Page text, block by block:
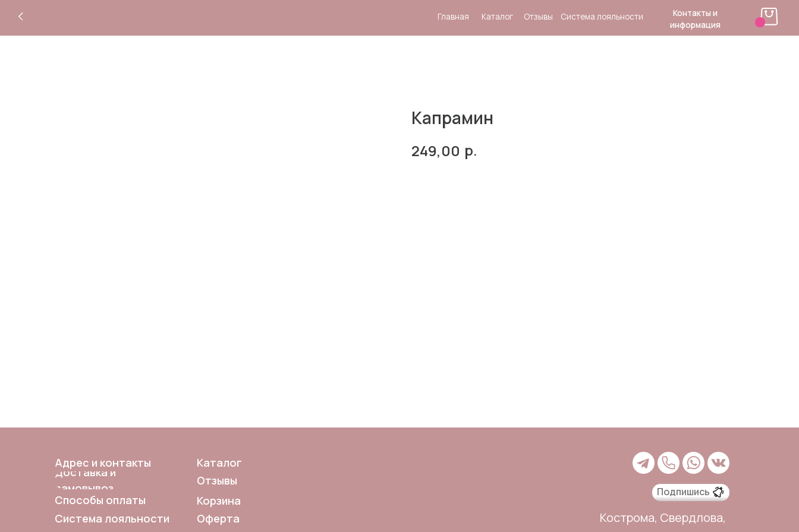
Каталог Отзывы Система лояльности
информация
Капрамин
249,00 р.
Кострома, Свердлова,
Подпишись
Оферта
Отзывы
Каталог
Корзина
Адрес и контакты
Доставка и
самовывоз
Система лояльности
Способы оплаты